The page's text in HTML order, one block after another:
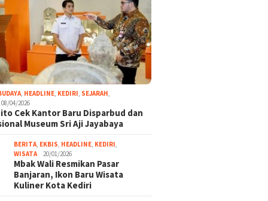
, HEADLINE, KEDIRI, SEJARAH,
08/04/2026
Cek Kantor Baru Disparbud dan
Museum Sri Aji Jayabaya
BERITA, EKBIS, HEADLINE, KEDIRI,
WISATA
20/01/2026
Mbak Wali Resmikan Pasar
Banjaran, Ikon Baru Wisata
Kuliner Kota Kediri